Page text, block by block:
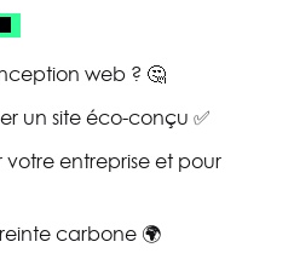
web ? 🤔
un site éco-conçu ✅
entreprise et pour
carbone 🌍